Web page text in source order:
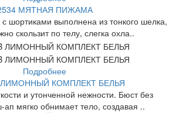
МЯТНАЯ ПИЖАМА
шортиками выполнена из тонкого шелка,
скользит по телу, слегка охла..
Подробнее
ЛИМОННЫЙ КОМПЛЕКТ БЕЛЬЯ
и утонченной нежности. Бюст без
ап мягко обнимает тело, создавая ..